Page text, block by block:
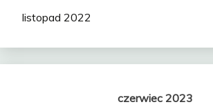
listopad 2022
czerwiec 2023